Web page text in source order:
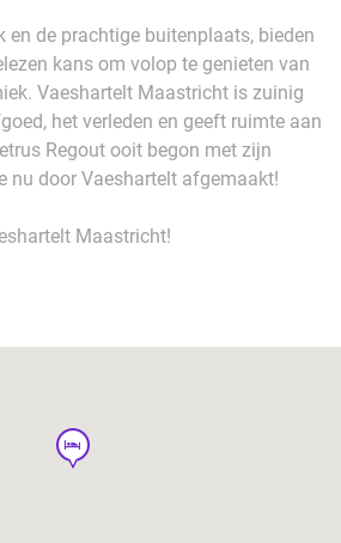
en de prachtige buitenplaats, bieden
kans om volop te genieten van
Vaeshartelt Maastricht is zuinig
het verleden en geeft ruimte aan
Regout ooit begon met zijn
nu door Vaeshartelt afgemaakt!
Maastricht!
hotel